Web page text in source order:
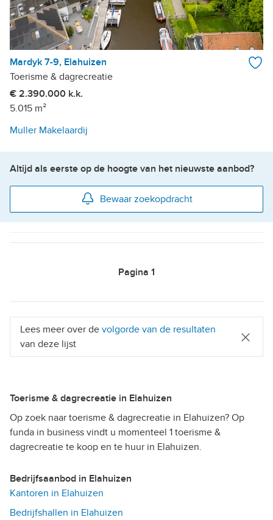
Mardyk 7-9, Elahuizen
Toerisme & dagrecreatie
€ 2.390.000 k.k.
5.015 m²
Muller Makelaardij
Altijd als eerste op de hoogte van het nieuwste aanbod?
Bewaar zoekopdracht
Pagina 1
Lees meer over de volgorde van de resultaten
van deze lijst
Toerisme & dagrecreatie in Elahuizen
Op zoek naar toerisme & dagrecreatie in Elahuizen? Op
funda in business vindt u momenteel 1 toerisme &
dagrecreatie te koop en te huur in Elahuizen.
Bedrijfsaanbod in Elahuizen
Kantoren in Elahuizen
Bedrijfshallen in Elahuizen